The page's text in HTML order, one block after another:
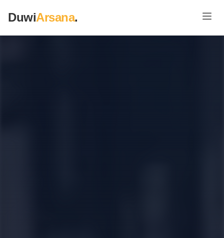
DuwiArsana.